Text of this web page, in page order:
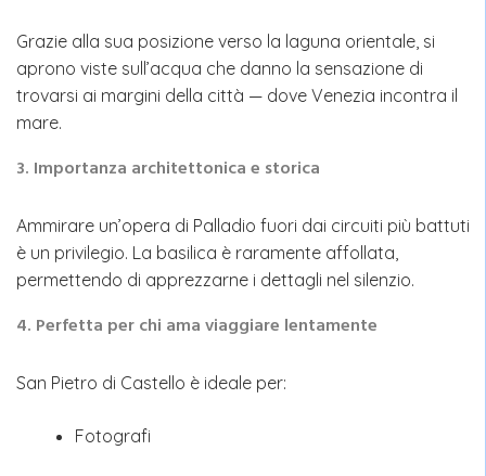
Grazie alla sua posizione verso la laguna orientale, si
aprono viste sull’acqua che danno la sensazione di
trovarsi ai margini della città — dove Venezia incontra il
mare.
3. Importanza architettonica e storica
Ammirare un’opera di Palladio fuori dai circuiti più battuti
è un privilegio. La basilica è raramente affollata,
permettendo di apprezzarne i dettagli nel silenzio.
4. Perfetta per chi ama viaggiare lentamente
San Pietro di Castello è ideale per:
Fotografi